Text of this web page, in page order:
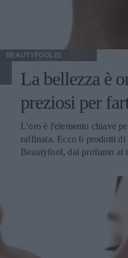
BEAUTYFOOL IS
La bellezza è
preziosi per
L'oro è l'elemento chiave
raffinata. Ecco 6 prodotti di
Beautyfool, dal profumo ai